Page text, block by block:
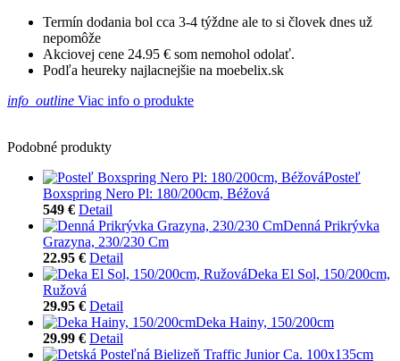
Termín dodania bol cca 3-4 týždne ale to si človek dnes už
nepomôže
Akciovej cene 24.95 € som nemohol odolať.
Podľa heureky najlacnejšie na moebelix.sk
info_outline Viac info o produkte
Podobné produkty
Posteľ
Boxspring Nero Pl: 180/200cm, Béžová
549 € Detail
Denná Prikrývka
Grazyna, 230/230 Cm
22.95 € Detail
Deka El Sol, 150/200cm,
Ružová
29.95 € Detail
Deka Hainy, 150/200cm
29.99 € Detail